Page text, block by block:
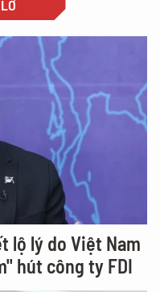
lộ lý do Việt Nam
hút công ty FDI